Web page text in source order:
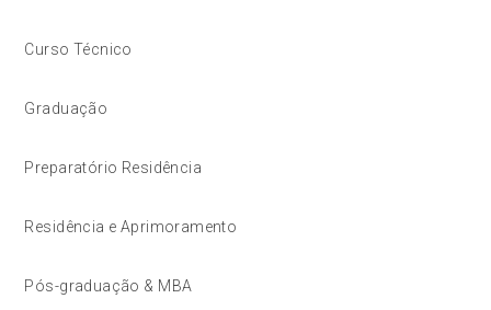
Curso Técnico
Graduação
Preparatório Residência
Residência e Aprimoramento
Pós-graduação & MBA